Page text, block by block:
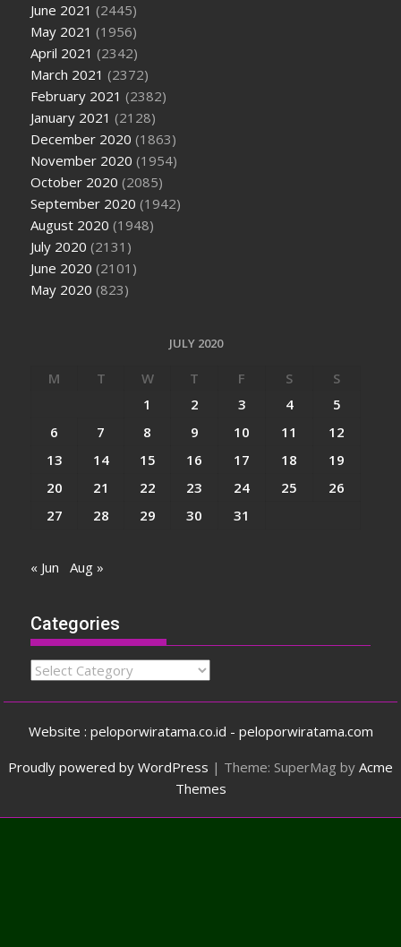
June 2021 (2445)
May 2021 (1956)
April 2021 (2342)
March 2021 (2372)
February 2021 (2382)
January 2021 (2128)
December 2020 (1863)
November 2020 (1954)
October 2020 (2085)
September 2020 (1942)
August 2020 (1948)
July 2020 (2131)
June 2020 (2101)
May 2020 (823)
JULY 2020
M T W T F S
S
1
2 3 4
5
6
7 8 9 10 11
12
13
14 15 16 17 18
19
20
21 22 23 24 25
26
27
28 29 30 31
« Jun Aug »
Categories
Categories
Website : peloporwiratama.co.id - peloporwiratama.com
Proudly powered by WordPress | Theme: SuperMag by Acme
Themes